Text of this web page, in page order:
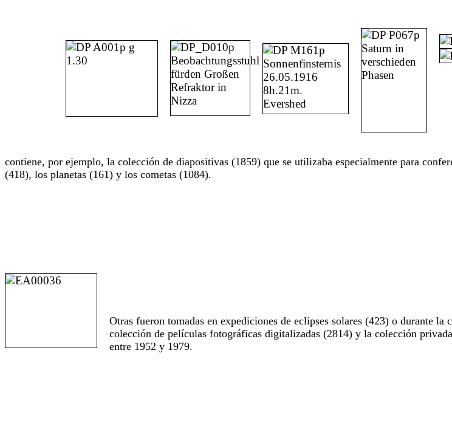
contiene, por ejemplo, la colección de diapositivas (1859) que se utilizaba especialmente para
(418), los planetas (161) y los cometas (1084).
Otras fueron tomadas en expediciones de eclipses solares (423) o durante
colección de películas fotográficas digitalizadas (2814) y la colección
entre 1952 y 1979.